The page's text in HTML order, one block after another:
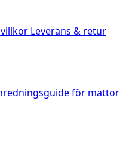
Leverans & retur
för mattor